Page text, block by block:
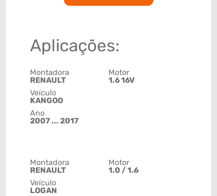
Aplicações:
Montadora
RENAULT
Veículo
KANGOO
Ano
2007 ... 2017
Motor
1.6 16V
Montadora
RENAULT
Veículo
LOGAN
Motor
1.0 / 1.6